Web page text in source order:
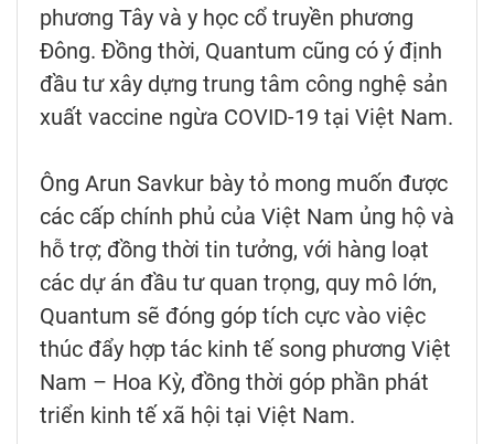
phương Tây và y học cổ truyền phương
Đông. Đồng thời, Quantum cũng có ý định
đầu tư xây dựng trung tâm công nghệ sản
xuất vaccine ngừa COVID-19 tại Việt Nam.
Ông Arun Savkur bày tỏ mong muốn được
các cấp chính phủ của Việt Nam ủng hộ và
hỗ trợ; đồng thời tin tưởng, với hàng loạt
các dự án đầu tư quan trọng, quy mô lớn,
Quantum sẽ đóng góp tích cực vào việc
thúc đẩy hợp tác kinh tế song phương Việt
Nam – Hoa Kỳ, đồng thời góp phần phát
triển kinh tế xã hội tại Việt Nam.